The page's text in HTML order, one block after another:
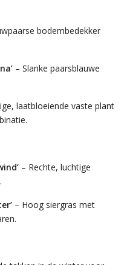
bodembedekker
– Slanke paarsblauwe
laatbloeiende vaste plant
– Rechte, luchtige
– Hoog siergras met